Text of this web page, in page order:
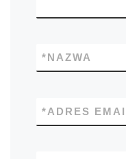
NAZWA
*
ADRES
*